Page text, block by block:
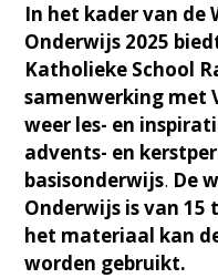
In het kader van de
Onderwijs 2025
Katholieke School
samenwerking met
weer les- en
advents- en
basisonderwijs. De
Onderwijs is van 15
het materiaal kan
worden gebruikt.